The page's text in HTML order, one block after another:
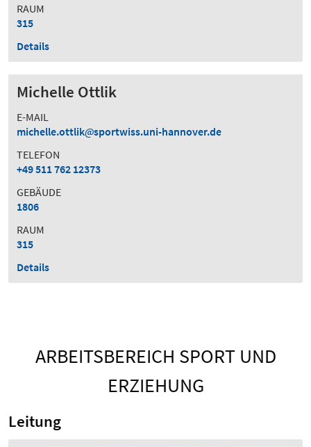
RAUM
315
Details
Michelle Ottlik
E-MAIL
michelle.ottlik
sportwiss.uni-hannover.de
TELEFON
+49 511 762 12373
GEBÄUDE
1806
RAUM
315
Details
ARBEITSBEREICH SPORT UND
ERZIEHUNG
Leitung